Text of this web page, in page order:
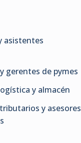
asistentes
gerentes de pymes
y almacén
y asesores